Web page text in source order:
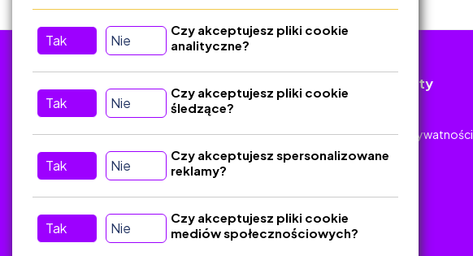
Kontakt
Dokumenty
Polityka Prywatności
Tak Nie
Czy akceptujesz pliki cookie
analityczne?
Tak Nie
Czy akceptujesz pliki cookie
śledzące?
Tak Nie
Czy akceptujesz spersonalizowane
reklamy?
Tak Nie
Czy akceptujesz pliki cookie
mediów społecznościowych?